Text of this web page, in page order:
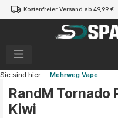
springen
Kostenfreier Versand ab 49,99 €
Sie sind hier: Mehrweg Vape
RandM Tornado
Kiwi